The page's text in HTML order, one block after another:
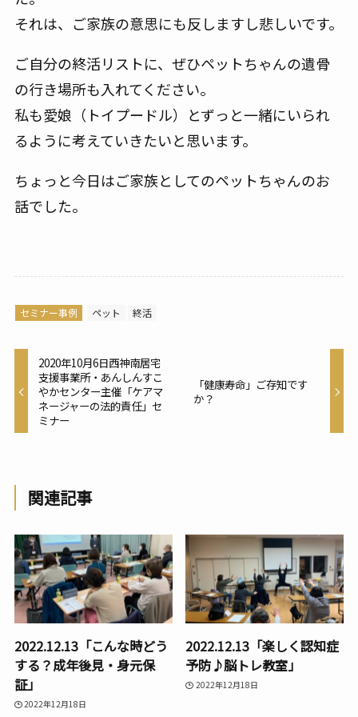
それは、ご家族の意思にも反しますし悲しいです。
ご自分の終活リストに、ぜひペットちゃんの遺骨
の行き場所も入れてください。
私も愛娘（トイプードル）とずっと一緒にいられ
るように考えていきたいと思います。
ちょっと今日はご家族としてのペットちゃんのお
話でした。
セミナー事例 ペット 終活
2020年10月6日西神南居宅
支援事業所・あんしんすこ
やかセンター主催「ケアマ
ネージャーの法的責任」セ
ミナー
「健康寿命」ご存知です
か？
関連記事
2022.12.13「こんな時どう
する？成年後見・身元保
証」
2022年12月18日
2022.12.13「楽しく認知症
予防♪脳トレ教室」
2022年12月18日